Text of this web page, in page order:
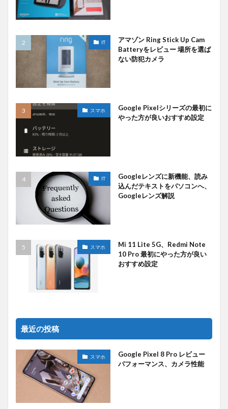
IT
アマゾン Ring Stick Up Cam
Batteryをレビュー 場所を選ば
ない防犯カメラ
スマホ
Google Pixelシリーズの最初に
やった方が良いおすすめ設定
IT
Googleレンズに新機能、読み
込んだテキストをパソコンへ、
Googleレンズ解説
スマホ
Mi 11 Lite 5G、Redmi Note
10 Pro 最初にやった方が良い
おすすめ設定
最近の投稿
スマホ
Google Pixel 8 Pro レビュー
パフォーマンス、カメラ性能